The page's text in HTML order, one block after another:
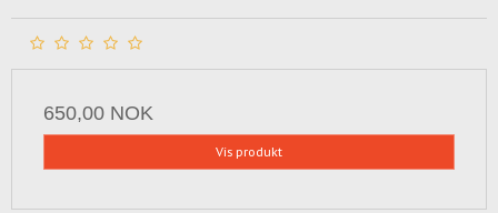
650,00 NOK
Vis produkt